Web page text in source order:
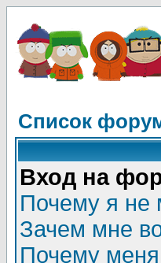
Список
Вход на
Почему я не
Зачем мне
Почему меня